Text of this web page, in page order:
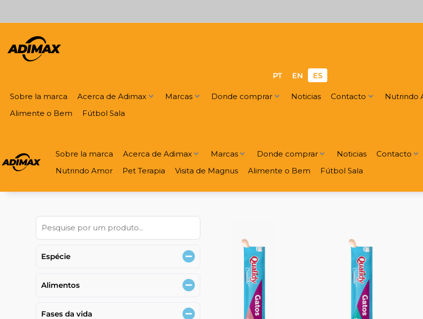
PT EN ES
Sobre la marca Acerca de Adimax Marcas Donde comprar Noticias Contacto Nutrindo
Alimente o Bem
Fútbol Sala
Sobre la marca Acerca de Adimax Marcas Donde comprar Noticias
Contacto
Nutrindo Amor
Pet Terapia Visita de Magnus Alimente o Bem Fútbol Sala
Espécie
Alimentos
Fases da vida